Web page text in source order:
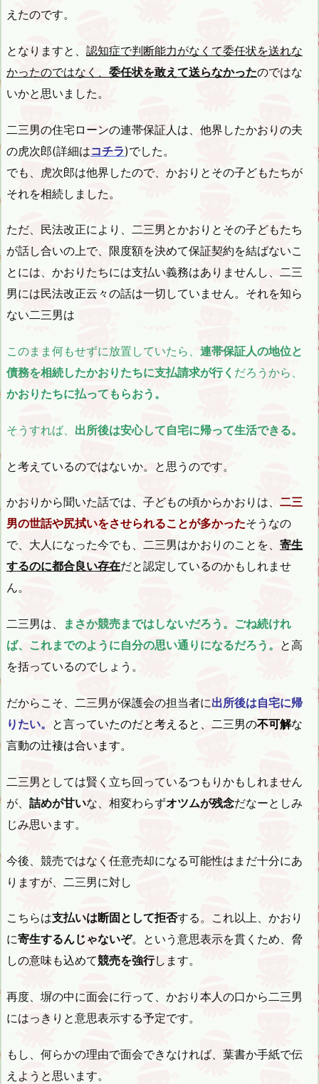
えたのです。
となりますと、 認知症で判断能力がなくて委任状を送れな
かったのではなく、 委任状を敢えて送らなかったのではな
いかと思いました。
二三男の住宅ローンの連帯保証人は、他界したかおりの夫
の虎次郎(詳細はコチラ)でした。
でも、虎次郎は他界したので、かおりとその子どもたちが
それを相続しました。
ただ、民法改正により、二三男とかおりとその子どもたち
が話し合いの上で、限度額を決めて保証契約を結ばないこ
とには、かおりたちには支払い義務はありませんし、二三
男には民法改正云々の話は一切していません。それを知ら
ない二三男は
このまま何もせずに放置していたら、 連帯保証人の地位と
債務を相続したかおりたちに支払請求が行く だろうから、
かおりたちに払ってもらおう。
そうすれば、 出所後は安心して自宅に帰って生活できる。
と考えているのではないか。と思うのです。
かおりから聞いた話では、子どもの頃からかおりは、 二三
男の世話や尻拭いをさせられることが多かったそうなの
で、大人になった今でも、二三男はかおりのことを、 寄生
するのに都合良い存在だと認定しているのかもしれませ
ん。
二三男は、
まさか競売まではしないだろう。ごね続けれ
ば、これまでのように自分の思い通りになるだろう。 と高
を括っているのでしょう。
だからこそ、二三男が保護会の担当者に出所後は自宅に帰
りたい。 と言っていたのだと考えると、二三男の不可解な
言動の辻褄は合います。
二三男としては賢く立ち回っているつもりかもしれません
が、 詰めが甘いな、相変わらずオツムが残念だなーとしみ
じみ思います。
今後、競売ではなく任意売却になる可能性はまだ十分にあ
りますが、二三男に対し
こちらは支払いは断固として拒否する。これ以上、かおり
に寄生するんじゃないぞ。という意思表示を貫くため、脅
しの意味も込めて競売を強行します。
再度、塀の中に面会に行って、かおり本人の口から二三男
にはっきりと意思表示する予定です。
もし、何らかの理由で面会できなければ、葉書か手紙で伝
えようと思います。